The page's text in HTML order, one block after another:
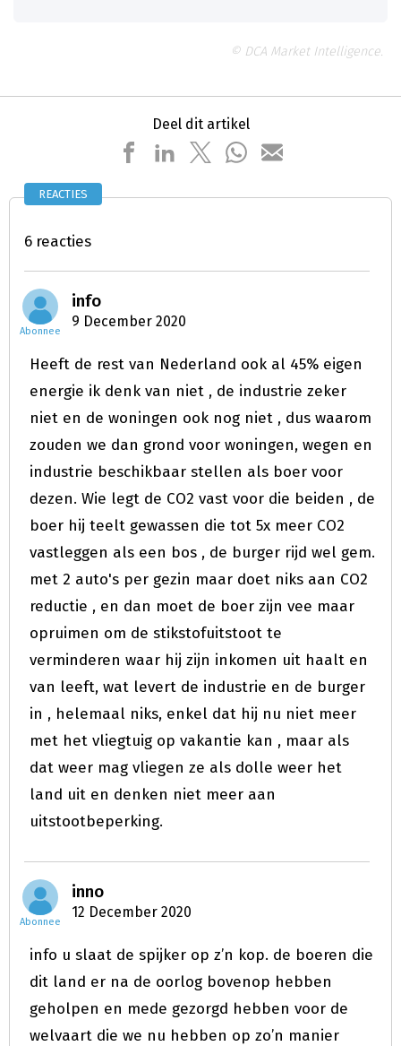
© DCA Market Intelligence.
Deel dit artikel
REACTIES
6 reacties
Abonnee
info
9 December 2020
Heeft de rest van Nederland ook al 45% eigen
energie ik denk van niet , de industrie zeker
niet en de woningen ook nog niet , dus waarom
zouden we dan grond voor woningen, wegen en
industrie beschikbaar stellen als boer voor
dezen. Wie legt de CO2 vast voor die beiden , de
boer hij teelt gewassen die tot 5x meer CO2
vastleggen als een bos , de burger rijd wel gem.
met 2 auto's per gezin maar doet niks aan CO2
reductie , en dan moet de boer zijn vee maar
opruimen om de stikstofuitstoot te
verminderen waar hij zijn inkomen uit haalt en
van leeft, wat levert de industrie en de burger
in , helemaal niks, enkel dat hij nu niet meer
met het vliegtuig op vakantie kan , maar als
dat weer mag vliegen ze als dolle weer het
land uit en denken niet meer aan
uitstootbeperking.
Abonnee
inno
12 December 2020
info u slaat de spijker op z’n kop. de boeren die
dit land er na de oorlog bovenop hebben
geholpen en mede gezorgd hebben voor de
welvaart die we nu hebben op zo’n manier